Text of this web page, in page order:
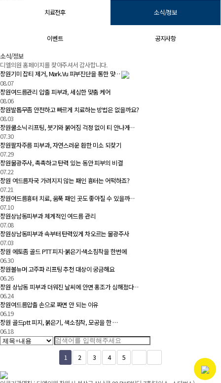
치료전후
소식/정보
이벤트
공지사항
소식/정보 | 창원 피부과 디엘의원
소식/정보
디엘의원 홈페이지를 찾아주셔서 감사합니다.
창원기미 잡티 제거, Mark.Vu 피부진단을 통한 맞…
08.07
창원여드름관리 압출 피부과, 세심한 맞춤 케어
08.06
창원발톱무좀 안전하고 빠르게 치료하는 방법은 없을까요?
08.03
창원쿨소닉 리프팅, 붓기와 붉어짐 걱정 없이 티 안나게…
07.30
창원팔자주름 피부과, 자연스러운 환한 미소 되찾기
07.29
창원물광주사, 촉촉하고 탄력 있는 동안 피부의 비결
07.22
창원 여드름자국 가려지지 않는 패인 흉터는 어떡하죠?
07.21
창원여드름흉터 치료, 움푹 패인 곳도 좋아질 수 있을까…
07.10
창원상남동피부과 체계적인 여드름 관리
07.08
창원상남동피부과 속부터 탄력있게 차오르는 물광주사
07.03
창원 에토좀 골드 PTT 피지·붉은기·색소침착을 한번에
06.30
창원볼뉴머 고주파 리프팅 추천 대상이 궁금해요
06.26
창원 상남동 피부과 더워진 날씨에 안면 홍조가 심해졌다…
06.24
창원여드름압출 손으로 짜면 안 되는 이유
06.19
창원 골드ptt 피지, 붉은기, 색소침착, 모공을 한 …
06.18
1 2 3 4 5